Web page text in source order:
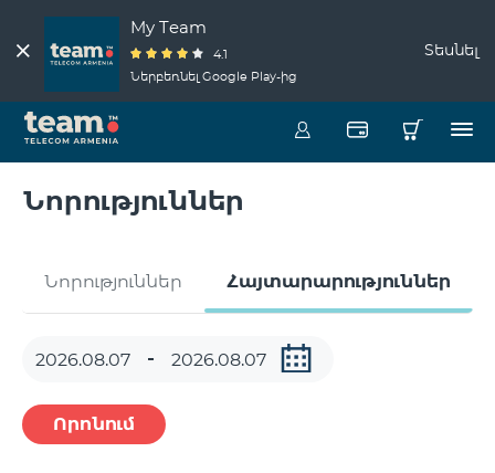
My Team
4.1
Ներբեռնել Google Play-ից
Տեսնել
Նորություններ
Նորություններ Հայտարարություններ
Որոնում